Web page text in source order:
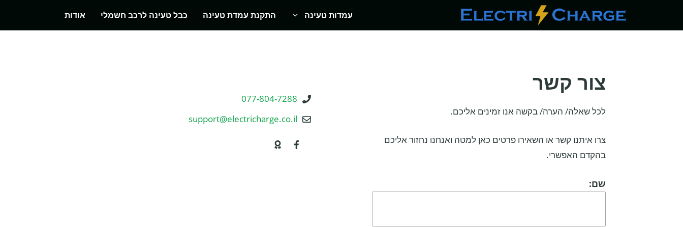
עמדות טעינה התקנת עמדת טעינה כבל טעינה לרכב חשמלי אודות
צור קשר
לכל שאלה/ הערה/ בקשה אנו זמינים אליכם.
צרו איתנו קשר או השאירו פרטים כאן למטה ואנחנו נחזור אליכם
בהקדם האפשרי.
שם:
077-804-7288
support@electricharge.co.il